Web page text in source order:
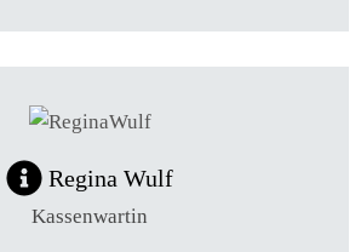
Regina Wulf
Kassenwartin